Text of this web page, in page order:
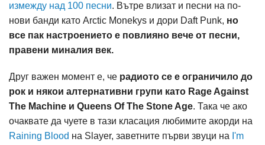
измежду над 100 песни. Вътре влизат и песни на по-
нови банди като Arctic Monekys и дори Daft Punk, но
все пак настроението е повлияно вече от песни,
правени миналия век.
Друг важен момент е, че радиото се е ограничило до
рок и някои алтернативни групи като Rage Against
The Machine и Queens Of The Stone Age. Така че ако
очаквате да чуете в тази класация любимите акорди на
Raining Blood на Slayer, заветните първи звуци на I'm